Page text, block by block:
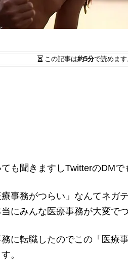
この記事は約5分で読めます
も聞きますしTwitterのDMで
事務がつらい」なんてネガ
にみんな医療事務が大変で
に転職したのでこの「医療
。